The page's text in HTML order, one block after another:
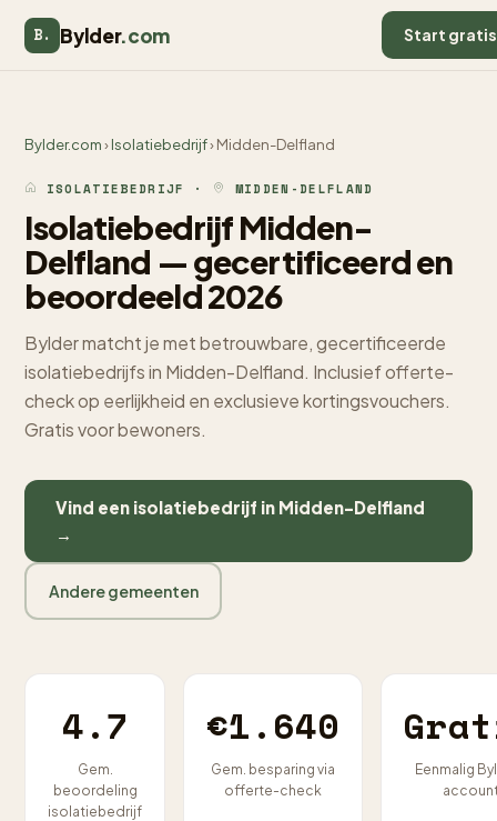
B. Bylder.com Start
Bylder.com›Isolatiebedrijf› Midden-Delfland
ISOLATIEBEDRIJF · MIDDEN-DELFLAND
Isolatiebedrijf Midden-
Delfland — gecertificeerd en
beoordeeld 2026
Bylder matcht je met betrouwbare, gecertificeerde
isolatiebedrijfs in Midden-Delfland. Inclusief offerte-
check op eerlijkheid en exclusieve kortingsvouchers.
Gratis voor bewoners.
Vind een isolatiebedrijf in Midden-Delfland
→
Andere gemeenten
4.7
Gem.
beoordeling
isolatiebedrijf
€1.640
Gem. besparing via
offerte-check
Eenmalig